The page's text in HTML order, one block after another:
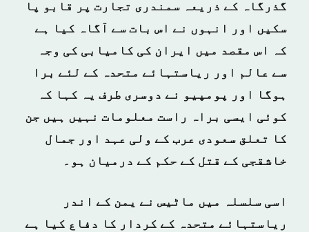
گذرگاہ کے ذریعہ سمندری تجارت پر قابو پا
سکیں اور انہوں نے اس بات سے آگاہ کیا ہے
کہ اس مقصد میں ایران کی کامیابی کی وجہ
سے عالم اور ریاستہائے متحدہ کے لئے برا
ہوگا اور پومپیو نے دوسری طرف یہ کہا کہ
کوئی ایسی براہ راست معلومات نہیں ہیں جن
کا تعلق سعودی عرب کے ولی عہد اور جمال
خاشقجی کے قتل کے حکم کے درمیان ہو۔
اسی سلسلہ میں ماٹیس نے یمن کے اندر
ریاستہائے متحدہ کے کردار کا دفاع کیا ہے